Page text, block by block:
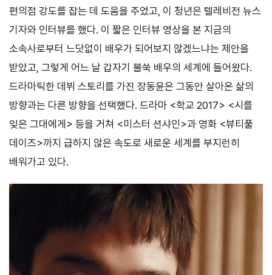
편의점 강도를 잡는 데 도움을 주었고, 이 청년은 텔레비전 뉴스
기자와 인터뷰를 했다. 이 짧은 인터뷰 영상을 본 지금의
소속사로부터 느닷없이 배우가 되어보지 않겠느냐는 제안을
받았고, 그렇게 어느 날 갑자기 불쑥 배우의 세계에 들어왔다.
드라마틱한 데뷔 스토리를 가진 장동윤은 그동안 살아온 삶의
방향과는 다른 방향을 선택했다. 드라마 <학교 2017> <시를
잊은 그대에게> 등을 거쳐 <미스터 션샤인>과 영화 <뷰티풀
데이즈>까지 급하지 않은 속도로 새로운 세계를 부지런히
배워가고 있다.